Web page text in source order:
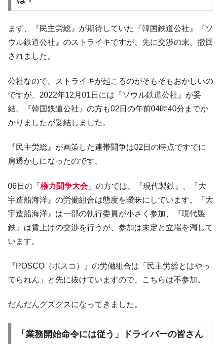
『Money1』
『Money1』
韓国政府『BYD』車への補助金を全廃 ⇒ 実
は韓国で『BYD』車は売れている。6カ月で対前年同期比
1.9倍！
く空港に詰めかけ「出て行け！」「極右勢力」のプラカー
ドを掲げる「在韓反米勢力」
『Money1』
韓国政府「2035年までに18.4GW規模のAIデ
ータセンター整備」⇒ だから無理だってば。
ほぼ終わった」
『Money1』
韓国『国民年金公団』株価暴落で200兆蒸
『Money1』
韓国政府「ニセＫ-ブランドを通報しようキ
ャンペーン」⇒ あの名物教授も登場！
『Money1』
韓国「橋が落ちました」⇒ 耐久性「なさす
ぎ」では。
『Money1』
『Money1』
米国下院「韓国の公務員個人をターゲット
にぶん殴る法案」提出！⇒ クーパン問題は合衆国企業に対
『Money1』
韓国ボンクラ政策室長･金容範、株価暴落に
他人事のような発言。
『Money1』
韓国半導体『SKハイニックス』2026年2Qの
まず、『民主労総』が期待していた『韓国鉄道公社』『ソ
ウル鉄道公社』のストライキですが、先に交渉の末、撤回
されました。
公社なので、ストライキが起こるのがそもそもおかしいの
ですが、2022年12月01日には『ソウル鉄道公社』が妥
結。『韓国鉄道公社』の方も02日の午前04時40分までか
かりましたが妥結しました。
『民主労総』が画策した連帯闘争は02日の時点ですでに
肩透かしになったのです。
06日の「 権力闘争大会」の方では、『現代製鉄』、『大
宇造船海洋』の労働組合は態度を曖昧にしています。『大
宇造船海洋』は一部の執行委員が小さく参加、『現代製
鉄』は賃上げの交渉を行うが、参加は未定と立場を濁して
います。
『POSCO（ポスコ）』の労働組合は「民主労総とはやっ
てられん」と先に抜けていますので、こちらは不参加。
だんだんグズグスになってきました。
「業務開始命令には従う」ドライバーの皆さん